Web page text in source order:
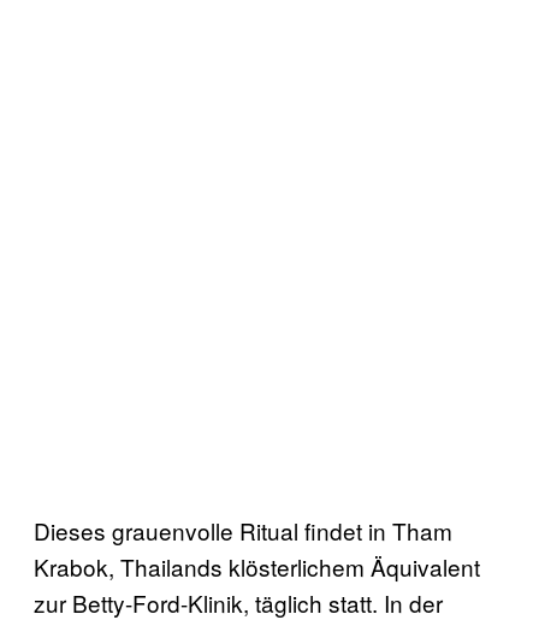
Dieses grauenvolle Ritual findet in Tham
Krabok, Thailands klösterlichem Äquivalent
zur Betty-Ford-Klinik, täglich statt. In der